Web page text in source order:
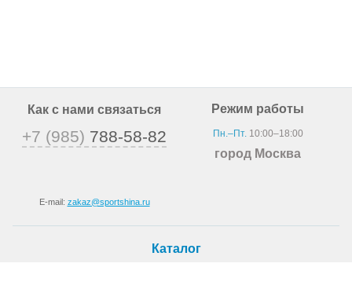
Как с нами связаться
+7 (985) 788-58-82
E-mail: zakaz@sportshina.ru
Режим работы
Пн.–Пт.10:00–18:00
город Москва
Каталог